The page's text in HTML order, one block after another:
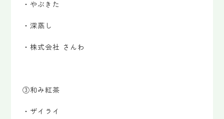
・やぶきた
・深蒸し
・株式会社 さんわ
③和み紅茶
・ザイライ